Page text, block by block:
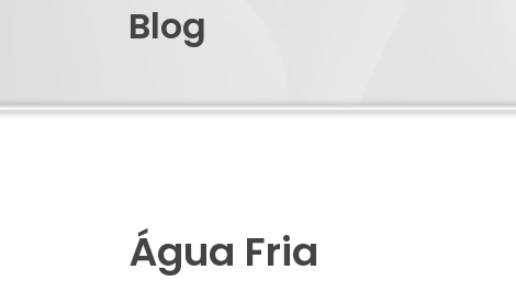
Blog
Água Fria